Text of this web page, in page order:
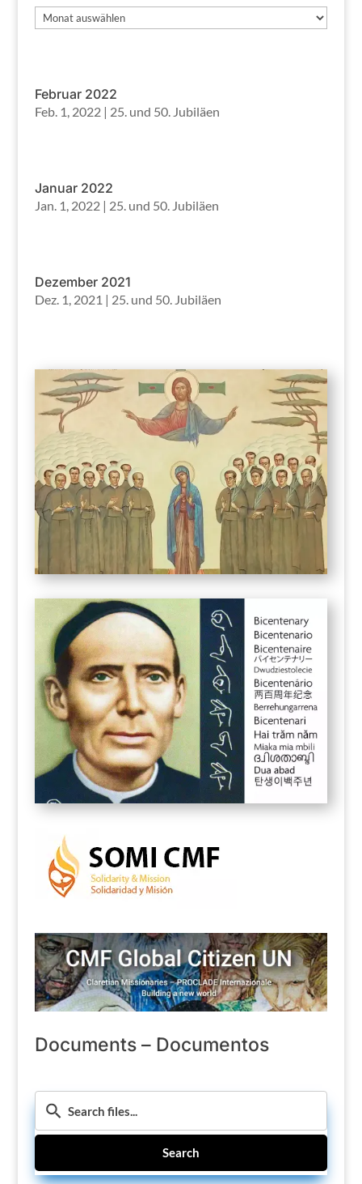
Archiv
Februar 2022
Feb. 1, 2022| 25. und 50. Jubiläen
Januar 2022
Jan. 1, 2022| 25. und 50. Jubiläen
Dezember 2021
Dez. 1, 2021 | 25. und 50. Jubiläen
Documents – Documentos
Search